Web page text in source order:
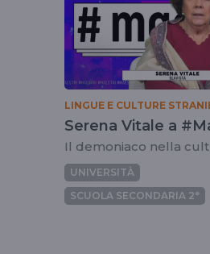
LINGUE E CULTURE
Serena Vitale a
Il demoniaco nella
UNIVERSITÀ
SCUOLA SECONDARIA 2°